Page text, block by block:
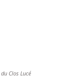
Clos Lucé